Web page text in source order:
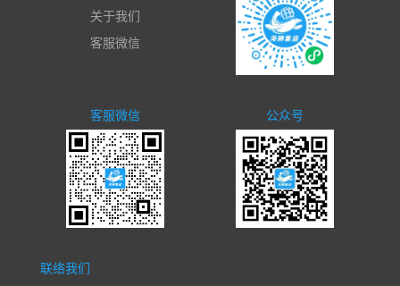
关于我们
客服微信
客服微信 公众号
联络我们